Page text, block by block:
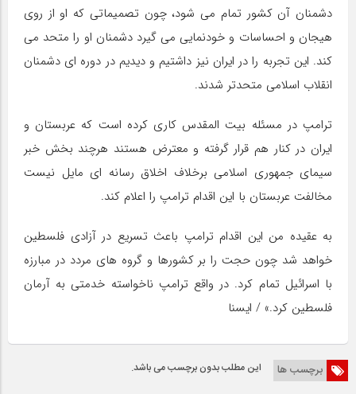
دشمنان آن کشور تمام می شود، چون تصمیماتی که او از روی
هیجان و احساسات و خودنمایی می گیرد دشمنان او را متحد می
کند. این تجربه را در ایران نیز داشتیم و دیدیم در دوره ای دشمنان
انقلاب اسلامی متحدتر شدند.
ترامپ در مسئله بیت المقدس کاری کرده است که عربستان و
ایران در کنار هم قرار گرفته و معترض هستند هرچند بخش خبر
سیمای جمهوری اسلامی برخلاف اخلاق رسانه ای مایل نیست
مخالفت عربستان با این اقدام ترامپ را اعلام کند.
به عقیده من این اقدام ترامپ باعث تسریع در آزادی فلسطین
خواهد شد چون حجت را بر کشورها و گروه های مردد در مبارزه
با اسرائیل تمام کرد. در واقع ترامپ ناخواسته خدمتی به آرمان
فلسطین کرد.» / ایسنا
برچسب ها این مطلب بدون برچسب می باشد.